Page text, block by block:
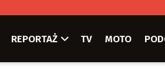
REPORTAŻ TV MOTO